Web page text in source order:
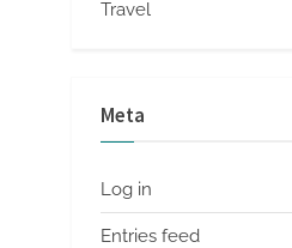
Travel
Meta
Log in
Entries feed